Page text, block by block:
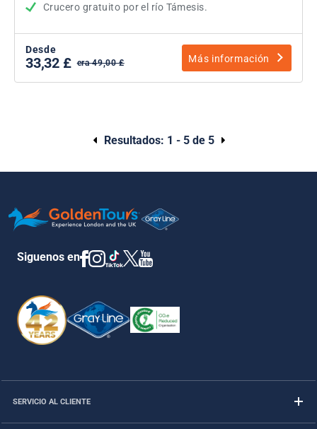
Crucero gratuito por el río Támesis.
Desde
33,32 £ era 49,00 £ Más información
Resultados: 1 - 5 de 5
Siguenos en
SERVICIO AL CLIENTE